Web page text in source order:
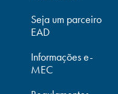
Seja um parceiro
EAD
Informações e-
MEC